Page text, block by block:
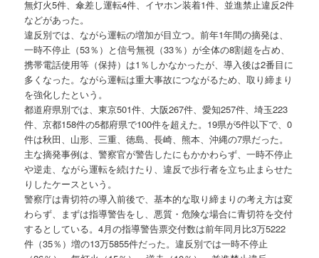
無灯火5件、傘差し運転4件、イヤホン装着1件、並進禁止違反2件
などがあった。
違反別では、ながら運転の増加が目立つ。前年1年間の摘発は、
一時不停止（53％）と信号無視（33％）が全体の8割超を占め、
携帯電話使用等（保持）は1％しかなかったが、導入後は2番目に
多くなった。ながら運転は重大事故につながるため、取り締まり
を強化したという。
都道府県別では、東京501件、大阪267件、愛知257件、埼玉223
件、京都158件の5都府県で100件を超えた。19県が5件以下で、0
件は秋田、山形、三重、徳島、長崎、熊本、沖縄の7県だった。
主な摘発事例は、警察官が警告したにもかかわらず、一時不停止
や逆走、ながら運転を続けたり、違反で歩行者を立ち止まらせた
りしたケースという。
警察庁は青切符の導入前後で、基本的な取り締まりの考え方は変
わらず、まずは指導警告をし、悪質・危険な場合に青切符を交付
するとしている。4月の指導警告票交付数は前年同月比3万5222
件（35％）増の13万5855件だった。違反別では一時不停止